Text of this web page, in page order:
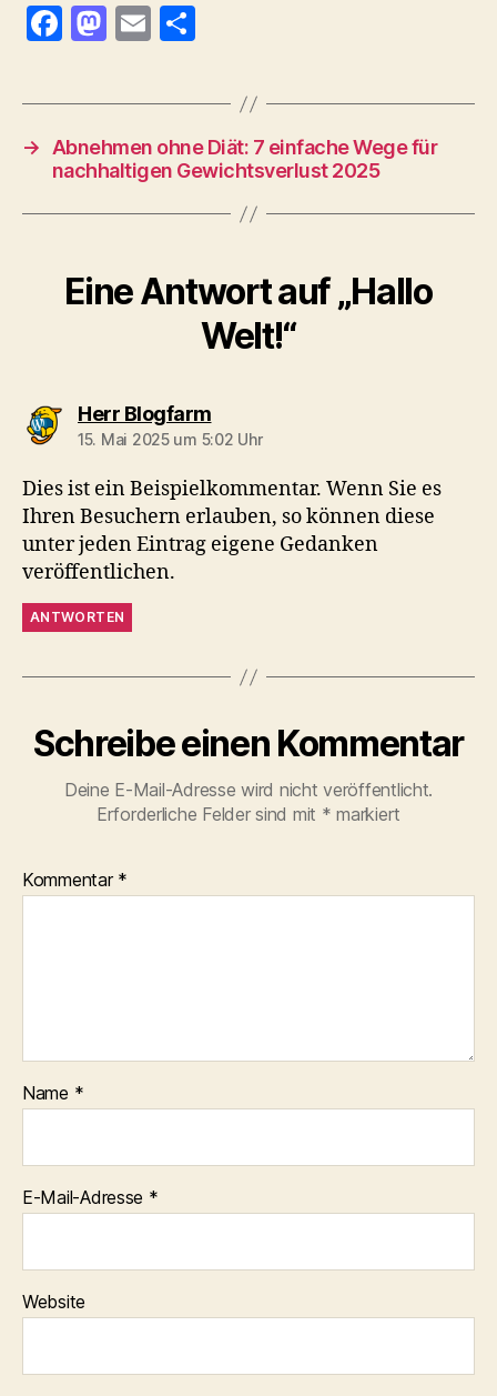
F
c
e
b
o
k
M
to
o
n
E
ai le
n
→
Abnehmen ohne Diät: 7 einfache Wege für
nachhaltigen Gewichtsverlust 2025
Eine Antwort auf „Hallo
Welt!“
Herr Blogfarmsagt:
15. Mai 2025 um 5:02 Uhr
Dies ist ein Beispielkommentar. Wenn Sie es
Ihren Besuchern erlauben, so können diese
unter jeden Eintrag eigene Gedanken
veröffentlichen.
ANTWORTEN
Schreibe einen Kommentar
Deine E-Mail-Adresse wird nicht veröffentlicht.
Erforderliche Felder sind mit * markiert
Kommentar *
Name *
E-Mail-Adresse *
Website